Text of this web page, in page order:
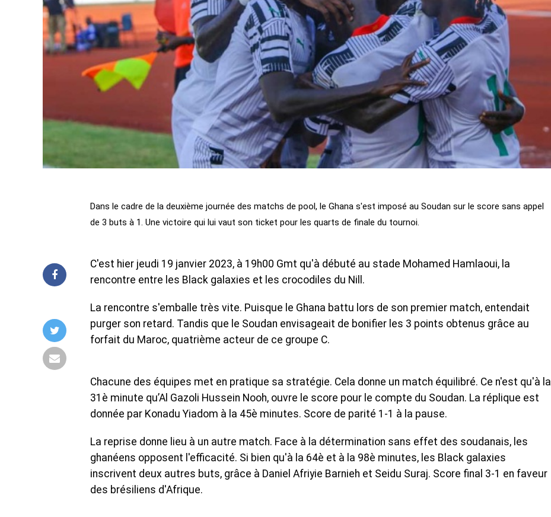
Dans le cadre de la deuxième journée des matchs de pool, le Ghana s'est imposé au Soudan sur le score sans appel
de 3 buts à 1. Une victoire qui lui vaut son ticket pour les quarts de finale du tournoi.
C'est hier jeudi 19 janvier 2023, à 19h00 Gmt qu'à débuté au stade Mohamed Hamlaoui, la
rencontre entre les Black galaxies et les crocodiles du Nill.
La rencontre s'emballe très vite. Puisque le Ghana battu lors de son premier match, entendait
purger son retard. Tandis que le Soudan envisageait de bonifier les 3 points obtenus grâce au
forfait du Maroc, quatrième acteur de ce groupe C.
Chacune des équipes met en pratique sa stratégie. Cela donne un match équilibré. Ce n'est qu'à la
31è minute qu’Al Gazoli Hussein Nooh, ouvre le score pour le compte du Soudan. La réplique est
donnée par Konadu Yiadom à la 45è minutes. Score de parité 1-1 à la pause.
La reprise donne lieu à un autre match. Face à la détermination sans effet des soudanais, les
ghanéens opposent l'efficacité. Si bien qu'à la 64è et à la 98è minutes, les Black galaxies
inscrivent deux autres buts, grâce à Daniel Afriyie Barnieh et Seidu Suraj. Score final 3-1 en faveur
des brésiliens d'Afrique.